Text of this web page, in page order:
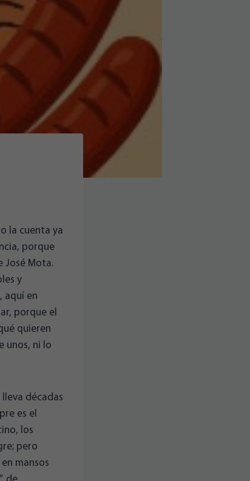
la cuenta ya
porque
José Mota.
y
aquí en
porque el
quieren
unos, ni lo
décadas
es el
los
pero
mansos